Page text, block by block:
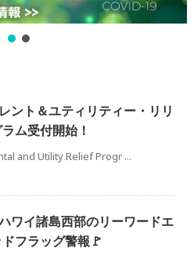
ント＆ユティリティー・リリ
ム受付開始！
and Utility Relief Progr ...
ワイ諸島西部のリーワードエ
フラッグ警報🚩